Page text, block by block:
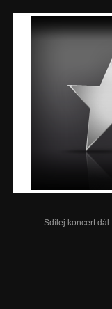
Sdílej koncert dál: